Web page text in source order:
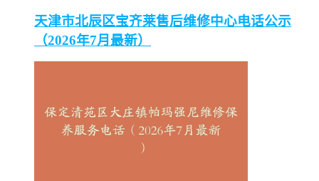
天津市北辰区宝齐莱售后维修中心电话公示
（2026年7月最新）